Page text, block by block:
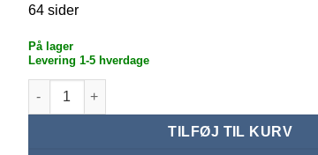
64 sider
På lager
Levering 1-5 hverdage
Notesbog, B5 Linier antal
TILFØJ TIL KURV